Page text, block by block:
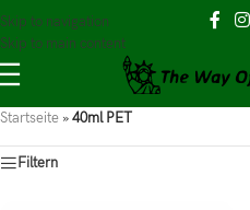
Skip to navigation
Skip to main content
Startseite »40ml PET
Filtern